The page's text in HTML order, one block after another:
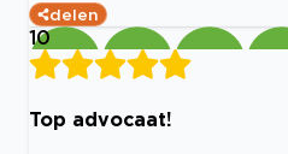
delen
10
Top advocaat!